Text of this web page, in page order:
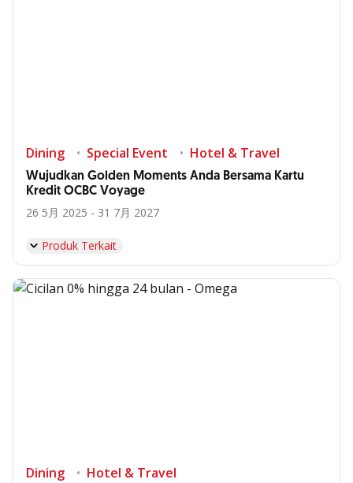
Dining Special Event Hotel & Travel
Wujudkan Golden Moments Anda Bersama Kartu
Kredit OCBC Voyage
26 5月 2025 - 31 7月 2027
Produk Terkait
Dining Hotel & Travel